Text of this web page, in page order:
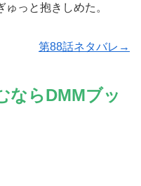
っと抱きしめた。
第88話ネタバレ→
ならDMMブッ